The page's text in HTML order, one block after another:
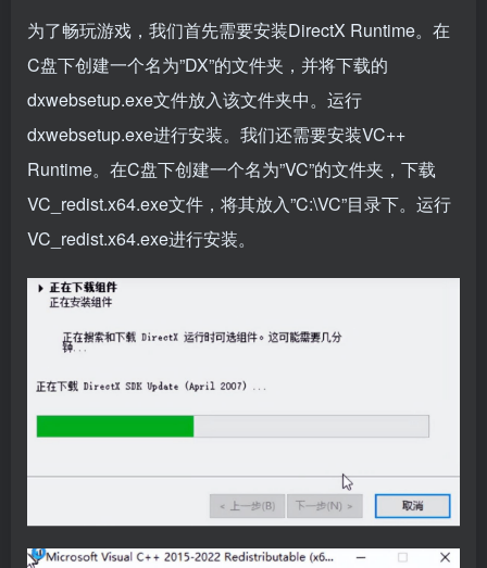
为了畅玩游戏，我们首先需要安装DirectX Runtime。在
C盘下创建一个名为”DX”的文件夹，并将下载的
dxwebsetup.exe文件放入该文件夹中。运行
dxwebsetup.exe进行安装。我们还需要安装VC++
Runtime。在C盘下创建一个名为”VC”的文件夹，下载
VC_redist.x64.exe文件，将其放入”C:\VC”目录下。运行
VC_redist.x64.exe进行安装。